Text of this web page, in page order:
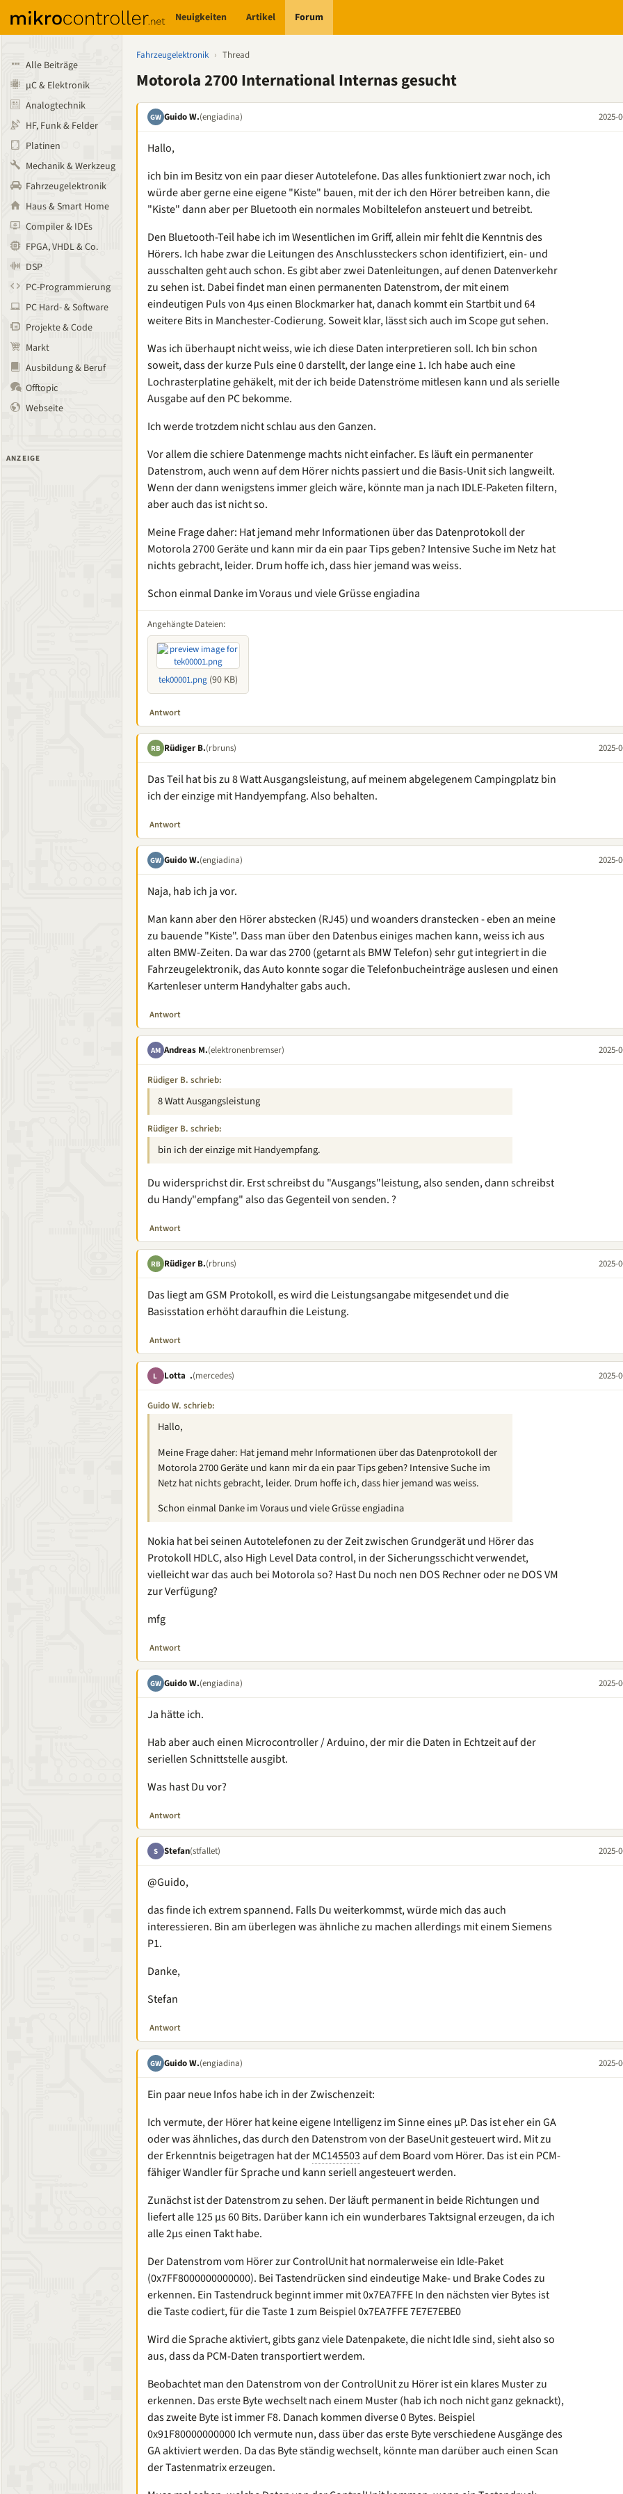
Neuigkeiten Artikel Forum
Alle Beiträge
µC & Elektronik
Analogtechnik
HF, Funk & Felder
Platinen
Mechanik & Werkzeug
Fahrzeugelektronik
Haus & Smart Home
Compiler & IDEs
FPGA, VHDL & Co.
DSP
PC-Programmierung
PC Hard- & Software
Projekte & Code
Markt
Ausbildung & Beruf
Offtopic
Webseite
ANZEIGE
Fahrzeugelektronik › Thread
Motorola 2700 International Internas gesucht
GW Guido W.(engiadina) 2025-
Hallo,
ich bin im Besitz von ein paar dieser Autotelefone. Das alles funktioniert zwar noch, ich
würde aber gerne eine eigene "Kiste" bauen, mit der ich den Hörer betreiben kann, die
"Kiste" dann aber per Bluetooth ein normales Mobiltelefon ansteuert und betreibt.
Den Bluetooth-Teil habe ich im Wesentlichen im Griff, allein mir fehlt die Kenntnis des
Hörers. Ich habe zwar die Leitungen des Anschlussteckers schon identifiziert, ein- und
ausschalten geht auch schon. Es gibt aber zwei Datenleitungen, auf denen Datenverkehr
zu sehen ist. Dabei findet man einen permanenten Datenstrom, der mit einem
eindeutigen Puls von 4µs einen Blockmarker hat, danach kommt ein Startbit und 64
weitere Bits in Manchester-Codierung. Soweit klar, lässt sich auch im Scope gut sehen.
Was ich überhaupt nicht weiss, wie ich diese Daten interpretieren soll. Ich bin schon
soweit, dass der kurze Puls eine 0 darstellt, der lange eine 1. Ich habe auch eine
Lochrasterplatine gehäkelt, mit der ich beide Datenströme mitlesen kann und als serielle
Ausgabe auf den PC bekomme.
Ich werde trotzdem nicht schlau aus den Ganzen.
Vor allem die schiere Datenmenge machts nicht einfacher. Es läuft ein permanenter
Datenstrom, auch wenn auf dem Hörer nichts passiert und die Basis-Unit sich langweilt.
Wenn der dann wenigstens immer gleich wäre, könnte man ja nach IDLE-Paketen filtern,
aber auch das ist nicht so.
Meine Frage daher: Hat jemand mehr Informationen über das Datenprotokoll der
Motorola 2700 Geräte und kann mir da ein paar Tips geben? Intensive Suche im Netz hat
nichts gebracht, leider. Drum hoffe ich, dass hier jemand was weiss.
Schon einmal Danke im Voraus und viele Grüsse engiadina
Angehängte Dateien:
tek00001.png (90 KB)
Antwort
RB Rüdiger B.(rbruns) 2025-
Das Teil hat bis zu 8 Watt Ausgangsleistung, auf meinem abgelegenem Campingplatz bin
ich der einzige mit Handyempfang. Also behalten.
Antwort
GW Guido W.(engiadina) 2025-
Naja, hab ich ja vor.
Man kann aber den Hörer abstecken (RJ45) und woanders dranstecken - eben an meine
zu bauende "Kiste". Dass man über den Datenbus einiges machen kann, weiss ich aus
alten BMW-Zeiten. Da war das 2700 (getarnt als BMW Telefon) sehr gut integriert in die
Fahrzeugelektronik, das Auto konnte sogar die Telefonbucheinträge auslesen und einen
Kartenleser unterm Handyhalter gabs auch.
Antwort
AM Andreas M.(elektronenbremser) 2025-
Rüdiger B. schrieb:
8 Watt Ausgangsleistung
Rüdiger B. schrieb:
bin ich der einzige mit Handyempfang.
Du widersprichst dir. Erst schreibst du "Ausgangs"leistung, also senden, dann schreibst
du Handy"empfang" also das Gegenteil von senden. ?
Antwort
RB Rüdiger B.(rbruns) 2025-
Das liegt am GSM Protokoll, es wird die Leistungsangabe mitgesendet und die
Basisstation erhöht daraufhin die Leistung.
Antwort
L Lotta .(mercedes) 2025-
Guido W. schrieb:
Hallo,
Meine Frage daher: Hat jemand mehr Informationen über das Datenprotokoll der
Motorola 2700 Geräte und kann mir da ein paar Tips geben? Intensive Suche im
Netz hat nichts gebracht, leider. Drum hoffe ich, dass hier jemand was weiss.
Schon einmal Danke im Voraus und viele Grüsse engiadina
Nokia hat bei seinen Autotelefonen zu der Zeit zwischen Grundgerät und Hörer das
Protokoll HDLC, also High Level Data control, in der Sicherungsschicht verwendet,
vielleicht war das auch bei Motorola so? Hast Du noch nen DOS Rechner oder ne DOS VM
zur Verfügung?
mfg
Antwort
GW Guido W.(engiadina) 2025-
Ja hätte ich.
Hab aber auch einen Microcontroller / Arduino, der mir die Daten in Echtzeit auf der
seriellen Schnittstelle ausgibt.
Was hast Du vor?
Antwort
S Stefan(stfallet) 2025-
@Guido,
das finde ich extrem spannend. Falls Du weiterkommst, würde mich das auch
interessieren. Bin am überlegen was ähnliche zu machen allerdings mit einem Siemens
P1.
Danke,
Stefan
Antwort
GW Guido W.(engiadina) 2025-
Ein paar neue Infos habe ich in der Zwischenzeit:
Ich vermute, der Hörer hat keine eigene Intelligenz im Sinne eines µP. Das ist eher ein GA
oder was ähnliches, das durch den Datenstrom von der BaseUnit gesteuert wird. Mit zu
der Erkenntnis beigetragen hat derMC145503auf dem Board vom Hörer. Das ist ein PCM-
fähiger Wandler für Sprache und kann seriell angesteuert werden.
Zunächst ist der Datenstrom zu sehen. Der läuft permanent in beide Richtungen und
liefert alle 125 µs 60 Bits. Darüber kann ich ein wunderbares Taktsignal erzeugen, da ich
alle 2µs einen Takt habe.
Der Datenstrom vom Hörer zur ControlUnit hat normalerweise ein Idle-Paket
(0x7FF8000000000000). Bei Tastendrücken sind eindeutige Make- und Brake Codes zu
erkennen. Ein Tastendruck beginnt immer mit 0x7EA7FFE In den nächsten vier Bytes ist
die Taste codiert, für die Taste 1 zum Beispiel 0x7EA7FFE 7E7E7EBE0
Wird die Sprache aktiviert, gibts ganz viele Datenpakete, die nicht Idle sind, sieht also so
aus, dass da PCM-Daten transportiert werdem.
Beobachtet man den Datenstrom von der ControlUnit zu Hörer ist ein klares Muster zu
erkennen. Das erste Byte wechselt nach einem Muster (hab ich noch nicht ganz geknackt),
das zweite Byte ist immer F8. Danach kommen diverse 0 Bytes. Beispiel
0x91F80000000000 Ich vermute nun, dass über das erste Byte verschiedene Ausgänge des
GA aktiviert werden. Da das Byte ständig wechselt, könnte man darüber auch einen Scan
der Tastenmatrix erzeugen.